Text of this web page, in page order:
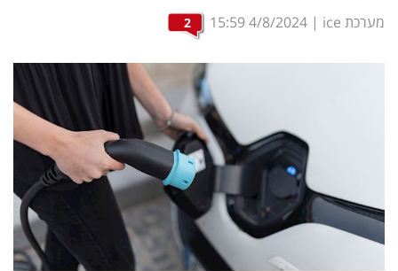
משפט
מדדים
עסקית
קריפטו
מערכת ice |
4/8/2024
15:59
2